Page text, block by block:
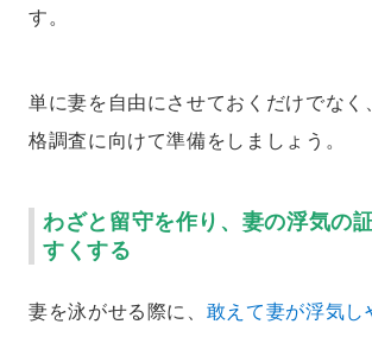
す。
単に妻を自由にさせておくだけでなく
格調査に向けて準備をしましょう。
わざと留守を作り、妻の浮気の
すくする
妻を泳がせる際に、 敢えて妻が浮気し